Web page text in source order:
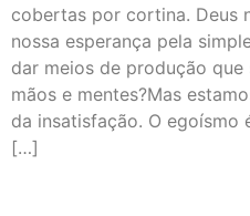
cobertas por cortina. Deus
nossa esperança pela
dar meios de produção
mãos e mentes?Mas
da insatisfação. O egoísmo
[…]